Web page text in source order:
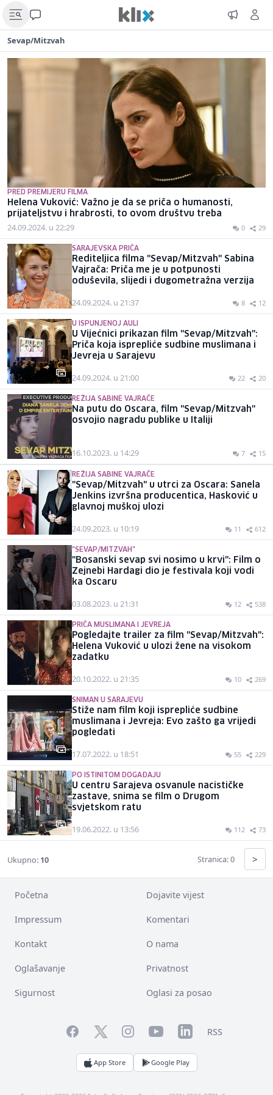
Sevap/Mitzvah
PRED PREMIJERU FILMA
Helena Vuković: Važno je da se priča o humanosti,
prijateljstvu i hrabrosti, to ovom društvu treba
24.09.2024. u 22:29 0 29
SARAJEVSKA PRIČA
Rediteljica filma "Sevap/Mitzvah" Sabina
Vajrača: Priča me je u potpunosti
oduševila, slijedi i dugometražna verzija
24.09.2024. u 21:37 8 12
U ISPUNJENOJ AULI
U Vijećnici prikazan film "Sevap/Mitzvah":
Priča koja isprepliće sudbine muslimana i
Jevreja u Sarajevu
24.09.2024. u 21:00 22 20
REŽIJA SABINE VAJRAČE
Na putu do Oscara, film "Sevap/Mitzvah"
osvojio nagradu publike u Italiji
16.10.2023. u 14:29 7 15
REŽIJA SABINE VAJRAČE
"Sevap/Mitzvah" u utrci za Oscara: Sanela
Jenkins izvršna producentica, Hasković u
glavnoj muškoj ulozi
24.09.2023. u 10:19 11 612
"SEVAP/MITZVAH"
"Bosanski sevap svi nosimo u krvi": Film o
Zejnebi Hardagi dio je festivala koji vodi
ka Oscaru
03.08.2023. u 21:31 12 538
PRIČA MUSLIMANA I JEVREJA
Pogledajte trailer za film "Sevap/Mitzvah":
Helena Vuković u ulozi žene na visokom
zadatku
20.10.2022. u 21:35 10 269
SNIMAN U SARAJEVU
Stiže nam film koji isprepliće sudbine
muslimana i Jevreja: Evo zašto ga vrijedi
pogledati
17.07.2022. u 18:51 55 229
PO ISTINITOM DOGAĐAJU
U centru Sarajeva osvanule nacističke
zastave, snima se film o Drugom
svjetskom ratu
19.06.2022. u 13:56 112 73
Ukupno: 10 Stranica: 0 >
Početna Dojavite vijest
Impressum Komentari
Kontakt O nama
Oglašavanje Privatnost
Sigurnost Oglasi za posao
FacebookTwitterInstagramYouTubeLinkedInRSS
App Store Google Play